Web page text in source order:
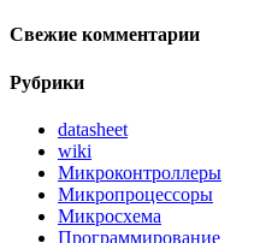
Свежие комментарии
Рубрики
datasheet
wiki
Микроконтроллеры
Микропроцессоры
Микросхема
Программирование